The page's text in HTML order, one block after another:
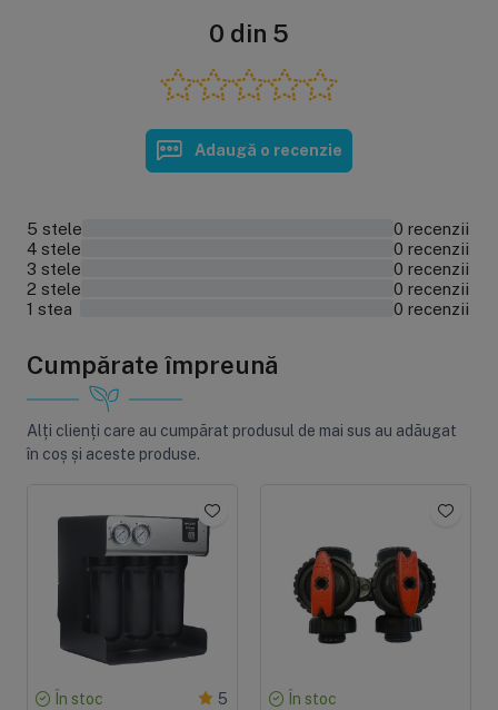
0 din 5
Adaugă o recenzie
5 stele
0 recenzii
4 stele
0 recenzii
3 stele
0 recenzii
2 stele
0 recenzii
1 stea
0 recenzii
Cumpărate împreună
Alți clienți care au cumpărat produsul de mai sus au adăugat
în coș și aceste produse.
În stoc 5 În stoc